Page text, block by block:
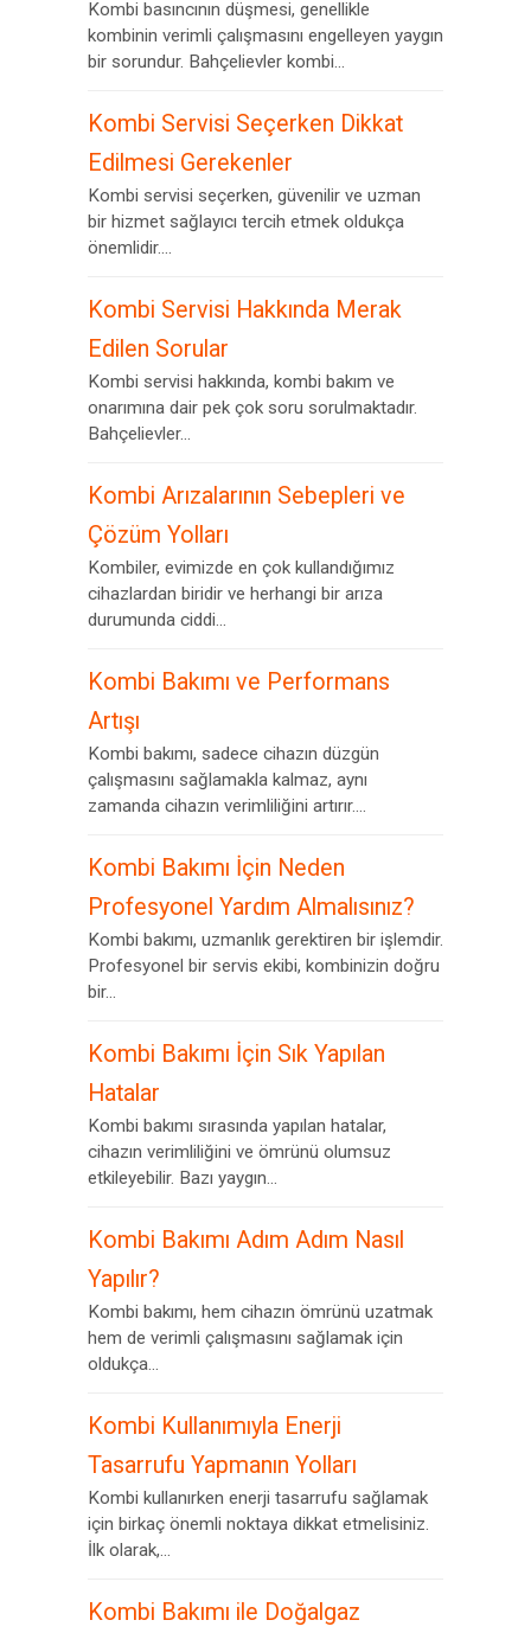
Kombi basıncının düşmesi, genellikle
kombinin verimli çalışmasını engelleyen yaygın
bir sorundur. Bahçelievler kombi...
Kombi Servisi Seçerken Dikkat
Edilmesi Gerekenler
Kombi servisi seçerken, güvenilir ve uzman
bir hizmet sağlayıcı tercih etmek oldukça
önemlidir....
Kombi Servisi Hakkında Merak
Edilen Sorular
Kombi servisi hakkında, kombi bakım ve
onarımına dair pek çok soru sorulmaktadır.
Bahçelievler...
Kombi Arızalarının Sebepleri ve
Çözüm Yolları
Kombiler, evimizde en çok kullandığımız
cihazlardan biridir ve herhangi bir arıza
durumunda ciddi...
Kombi Bakımı ve Performans
Artışı
Kombi bakımı, sadece cihazın düzgün
çalışmasını sağlamakla kalmaz, aynı
zamanda cihazın verimliliğini artırır....
Kombi Bakımı İçin Neden
Profesyonel Yardım Almalısınız?
Kombi bakımı, uzmanlık gerektiren bir işlemdir.
Profesyonel bir servis ekibi, kombinizin doğru
bir...
Kombi Bakımı İçin Sık Yapılan
Hatalar
Kombi bakımı sırasında yapılan hatalar,
cihazın verimliliğini ve ömrünü olumsuz
etkileyebilir. Bazı yaygın...
Kombi Bakımı Adım Adım Nasıl
Yapılır?
Kombi bakımı, hem cihazın ömrünü uzatmak
hem de verimli çalışmasını sağlamak için
oldukça...
Kombi Kullanımıyla Enerji
Tasarrufu Yapmanın Yolları
Kombi kullanırken enerji tasarrufu sağlamak
için birkaç önemli noktaya dikkat etmelisiniz.
İlk olarak,...
Kombi Bakımı ile Doğalgaz